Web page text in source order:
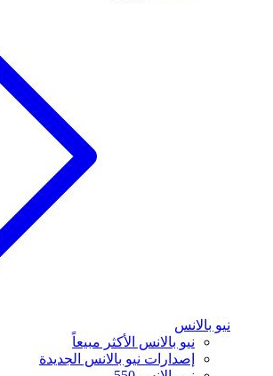
نيو بالانس
نيو بالانس الأكثر مبيعاً
إصدارات نيو بالانس الجديدة